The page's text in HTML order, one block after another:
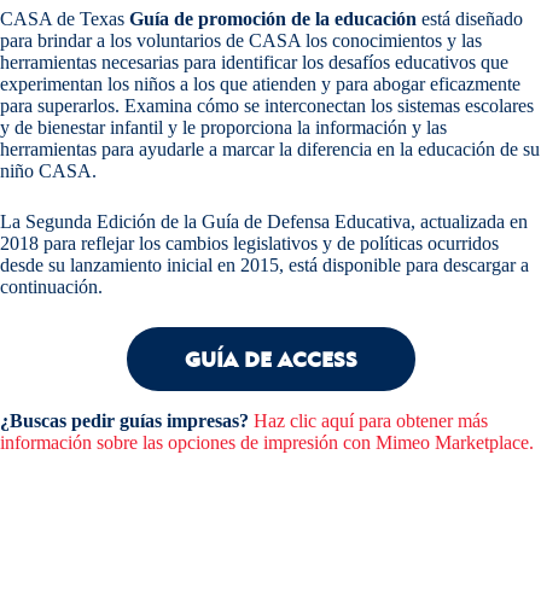
CASA de Texas Guía de promoción de la educación está diseñado
para brindar a los voluntarios de CASA los conocimientos y las
herramientas necesarias para identificar los desafíos educativos que
experimentan los niños a los que atienden y para abogar eficazmente
para superarlos. Examina cómo se interconectan los sistemas escolares
y de bienestar infantil y le proporciona la información y las
herramientas para ayudarle a marcar la diferencia en la educación de su
niño CASA.
La Segunda Edición de la Guía de Defensa Educativa, actualizada en
2018 para reflejar los cambios legislativos y de políticas ocurridos
desde su lanzamiento inicial en 2015, está disponible para descargar a
continuación.
GUÍA DE ACCESS
¿Buscas pedir guías impresas? Haz clic aquí para obtener más
información sobre las opciones de impresión con Mimeo Marketplace.